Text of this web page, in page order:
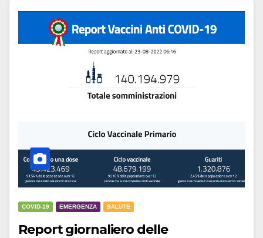
COVID-19 EMERGENZA SALUTE
Report giornaliero delle